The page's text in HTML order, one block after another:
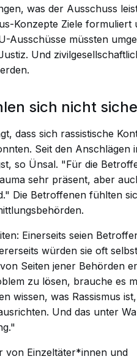
was der Ausschuss
Konzepte Ziele formuliert
Ausschüsse müssten
Und
sich nicht
dass sich rassistische
Seit den Anschlägen
so Ünsal. "Für die
sehr präsent, aber
Die Betroffenen fühlten
Einerseits seien
würden sie oft selbst
Seiten jener Behörden
zu lösen, brauche es
wissen, was Rassismus
Und das unter
von Einzeltäter*innen und